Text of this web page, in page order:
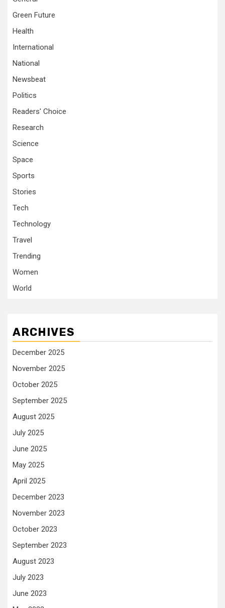
Green Future
Health
International
National
Newsbeat
Politics
Readers' Choice
Research
Science
Space
Sports
Stories
Tech
Technology
Travel
Trending
Women
World
ARCHIVES
December 2025
November 2025
October 2025
September 2025
August 2025
July 2025
June 2025
May 2025
April 2025
December 2023
November 2023
October 2023
September 2023
August 2023
July 2023
June 2023